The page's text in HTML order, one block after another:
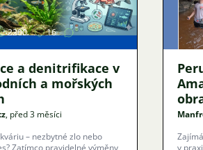
2200 16
a denitrifikace v
a mořských
, před 3 měsíci
– nezbytné zlo nebo
Zatímco pravidelné výměny
v